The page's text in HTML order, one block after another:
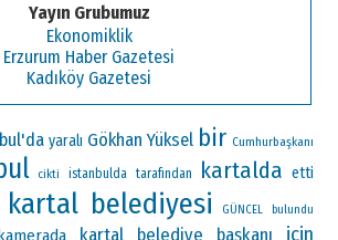
Yayın Grubumuz
Ekonomiklik
Erzurum Haber Gazetesi
Kadıköy Gazetesi
yaralı Gökhan Yüksel bir Cumhurbaşkanı
cikti istanbulda tarafından kartalda etti
kartal belediyesi GÜNCEL bulundu
kartal belediye başkanı için